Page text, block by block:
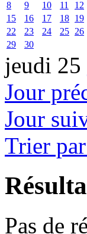
8
9 10 11 12
15
16 17 18 19
22
23 24 25 26
29
30
jeudi 25
Jour
Jour
Trier
Pas de